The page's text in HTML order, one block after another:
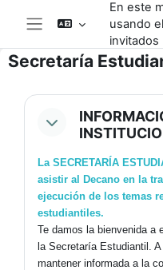
Salta al contenido principal
En este
usando
invitados
Secretaría
Perfilado de
LaSECRETARÍA
asistir al Decano en la
ejecución de los temas
estudiantiles.
Te damos la bienvenida a
la Secretaría Estudiantil.
mantener informada a la